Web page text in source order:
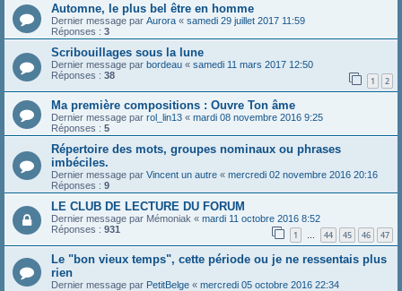
Automne, le plus bel être en homme
Dernier message par Aurora « samedi 29 juillet 2017 11:59
Réponses : 3
Scribouillages sous la lune
Dernier message par bordeau « samedi 11 mars 2017 12:50
Réponses : 38 1 2
Ma première compositions : Ouvre Ton âme
Dernier message par rol_lin13 « mardi 08 novembre 2016 9:25
Réponses : 5
Répertoire des mots, groupes nominaux ou phrases
imbéciles.
Dernier message par Vincent un autre « mercredi 02 novembre 2016 20:16
Réponses : 9
LE CLUB DE LECTURE DU FORUM
Dernier message par Mémoniak « mardi 11 octobre 2016 8:52
Réponses : 931 1 … 44 45 46 47
Le "bon vieux temps", cette période ou je ne ressentais plus
rien
Dernier message par PetitBelge « mercredi 05 octobre 2016 22:34